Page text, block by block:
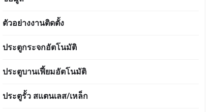
ตัวอย่างงานติดตั้ง
ประตูกระจกอัตโนมัติ
ประตูบานเฟี้ยมอัตโนมัติ
ประตูรั้ว สแตนเลส/เหล็ก